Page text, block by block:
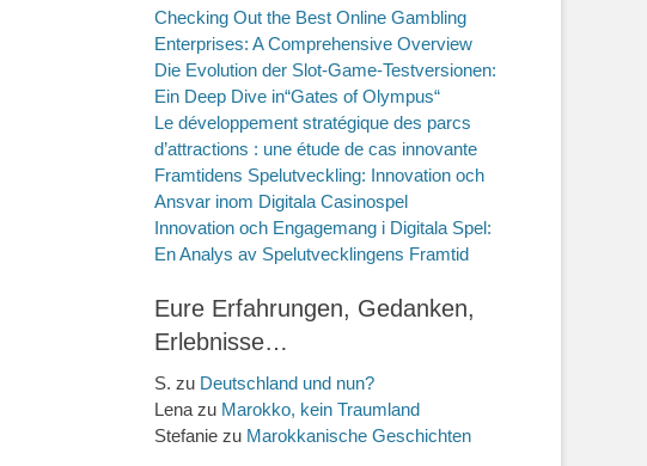
Checking Out the Best Online Gambling
Enterprises: A Comprehensive Overview
Die Evolution der Slot-Game-Testversionen:
Ein Deep Dive in“Gates of Olympus“
Le développement stratégique des parcs
d’attractions : une étude de cas innovante
Framtidens Spelutveckling: Innovation och
Ansvar inom Digitala Casinospel
Innovation och Engagemang i Digitala Spel:
En Analys av Spelutvecklingens Framtid
Eure Erfahrungen, Gedanken,
Erlebnisse…
S. zu Deutschland und nun?
Lena zu Marokko, kein Traumland
Stefanie zu Marokkanische Geschichten